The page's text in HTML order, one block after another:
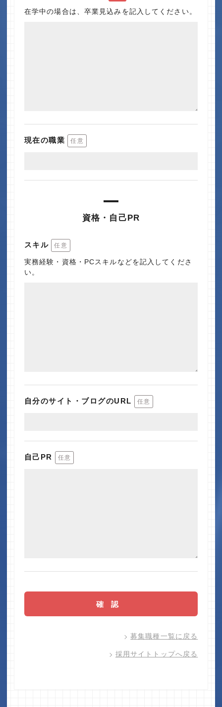
在学中の場合は、卒業見込みを記入してください。
現在の職業 任意
資格・自己PR
スキル 任意
実務経験・資格・PCスキルなどを記入してくださ
い。
自分のサイト・ブログのURL 任意
自己PR 任意
募集職種一覧に戻る
採用サイトトップへ戻る